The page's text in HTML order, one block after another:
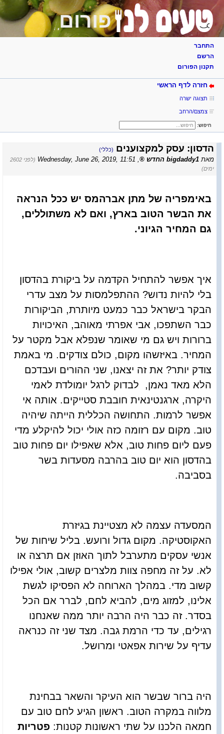
פורום
התחבר
הרשם
תקנון הפורום
חזרה לדף הראשי
תצוגה ישרה
צמצם/הרחב
חיפוש:
הדסון: עסק למקצוענים (כללי)
מאת bigdaddy1 החדש ,
Wednesday, June 26, 2019, 11:51
(לפני 2602
ימים)
באימפריה של מתן אברהמס יש ככל הנראה
את הבשר הטוב בארץ, ואם לא משתוללים,
גם המחיר הגיוני.
איך אפשר להתחיל הקדמה על ביקורת בהדסון
בלי להיות נדוש? ההתפלמסות על מצב עדרי
הבקר בישראל כבר כמעט מיותרת, הביקורות
כבר השתפכו, אבי אפרתי מאוהב, האיכויות
ברורות ויש גם מי שאומר שנפלא אבל מקטר על
המחיר. באיזשהו מקום, כולם צודקים. מי באמת
צודק יותר? את זה יצאנו, שני ההורים ועבדכם
הלא מאד נאמן, לבדוק לרגל יומולדת לאמי
היקרה, ארגנטינאית חובבת סטייקים. אותה אי
אפשר לרמות. התחושה הכללית הייתה שיהיה
טוב. מקום עם רזומה כזה אולי יכול להיקלע מדי
פעם ליום פחות טוב, אלא שאפילו יום פחות טוב
בהדסון הוא יום טוב בהרבה מסעדות בשר
בסביבה.
המסעדה עצמה לא מצטיינת בגיזרת
האקוסטיקה. מקום גדול ורועש. בליל שיחות של
אנשי עסקים מתערבל לתוך האוזן אם תרצה או
לא. על זה מחפה צוות מלצרים קשוב, אולי אפילו
קשוב מדי. במהלך הארוחה לא הפסיקו לגשת
אלינו, למזוג מים, להביא לחם, לברר אם הכל
בסדר. זה כבר היה הרבה יותר ממה שאנחנו
רגילים, עד כדי הרמת גבה. מצד שני זה כנראה
עדיף על שירות אפאטי ומרושל.
היה ברור שבשר הוא העיקר והשאר בבחינת
מלווה במקרה הטוב. ראשון הגיע לחם טוב עם
חמאה הלכנו על שתי ראשונות קטנות: פטריות